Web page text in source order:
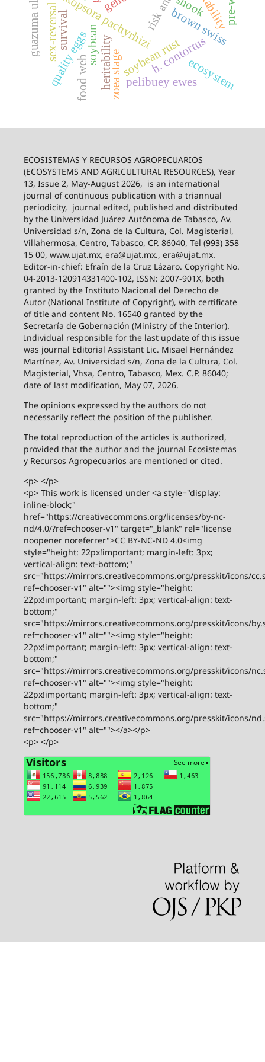
phakopsora pachyrhizi
soybean soybean rust
brown swiss
heritability h. contortus
snook
quality eggs ecosystem
food web zoea stage
sex-reversalsurvival
pelibuey ewes
ECOSISTEMAS Y RECURSOS AGROPECUARIOS
(ECOSYSTEMS AND AGRICULTURAL RESOURCES), Year
13, Issue 2, May-August 2026, is an international
journal of continuous publication with a triannual
periodicity, journal edited, published and distributed
by the Universidad Juárez Autónoma de Tabasco, Av.
Universidad s/n, Zona de la Cultura, Col. Magisterial,
Villahermosa, Centro, Tabasco, CP. 86040, Tel (993) 358
15 00, www.ujat.mx, era@ujat.mx., era@ujat.mx.
Editor-in-chief: Efraín de la Cruz Lázaro. Copyright No.
04-2013-120914331400-102, ISSN: 2007-901X, both
granted by the Instituto Nacional del Derecho de
Autor (National Institute of Copyright), with certificate
of title and content No. 16540 granted by the
Secretaría de Gobernación (Ministry of the Interior).
Individual responsible for the last update of this issue
was journal Editorial Assistant Lic. Misael Hernández
Martínez, Av. Universidad s/n, Zona de la Cultura, Col.
Magisterial, Vhsa, Centro, Tabasco, Mex. C.P. 86040;
date of last modification, May 07, 2026.
The opinions expressed by the authors do not
necessarily reflect the position of the publisher.
The total reproduction of the articles is authorized,
provided that the author and the journal Ecosistemas
y Recursos Agropecuarios are mentioned or cited.
<p> </p>
<p> This work is licensed under <a style="display:
inline-block;"
href="https://creativecommons.org/licenses/by-nc-
nd/4.0/?ref=chooser-v1" target="_blank" rel="license
noopener noreferrer">CC BY-NC-ND 4.0<img
style="height: 22px!important; margin-left: 3px;
vertical-align: text-bottom;"
src="https://mirrors.creativecommons.org/presskit/icons/
ref=chooser-v1" alt=""><img style="height:
22px!important; margin-left: 3px; vertical-align: text-
bottom;"
src="https://mirrors.creativecommons.org/presskit/icons/
ref=chooser-v1" alt=""><img style="height:
22px!important; margin-left: 3px; vertical-align: text-
bottom;"
src="https://mirrors.creativecommons.org/presskit/icons/
ref=chooser-v1" alt=""><img style="height:
22px!important; margin-left: 3px; vertical-align: text-
bottom;"
src="https://mirrors.creativecommons.org/presskit/icons/
ref=chooser-v1" alt=""></a></p>
<p> </p>